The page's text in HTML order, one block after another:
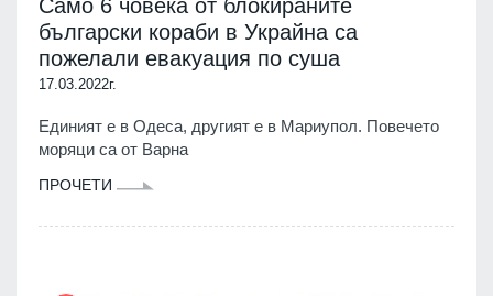
Само 6 човека от блокираните
български кораби в Украйна са
пожелали евакуация по суша
17.03.2022г.
Единият е в Одеса, другият е в Мариупол. Повечето
моряци са от Варна
ПРОЧЕТИ